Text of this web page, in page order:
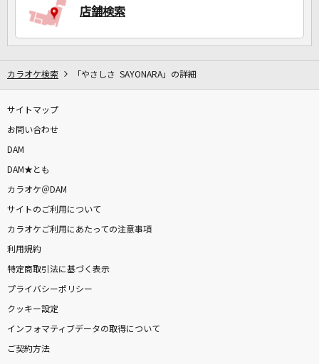
店舗検索
カラオケ検索 「やさしさ SAYONARA」の詳細
サイトマップ
お問い合わせ
DAM
DAM★とも
カラオケ＠DAM
サイトのご利用について
カラオケご利用にあたっての注意事項
利用規約
特定商取引法に基づく表示
プライバシーポリシー
クッキー設定
インフォマティブデータの取得について
ご契約方法